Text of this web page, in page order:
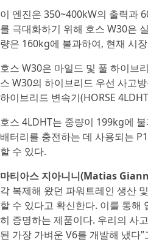
이 엔진은 350~400kW의 출력과
를 극대화하기 위해 호스 W30은
량은 160kg에 불과하여, 현재 시
호스 W30은 마일드 및 풀 하이브
스 W30의 하이브리드 우선 사고
하이브리드 변속기(HORSE
호스 4LDHT는 중량이 199kg에
배터리를 충전하는 데 사용되는
할 수 있다.
마티아스 지아니니(Matias
각 복제해 왔던 파워트레인 생산
할 수 있다고 확신한다. 이를 통해
히 증명하는 제품이다. 우리의 사
된 가장 가벼운 V6를 개발해 냈다”